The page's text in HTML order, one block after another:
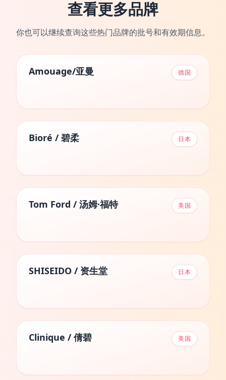
查看更多品牌
你也可以继续查询这些热门品牌的批号和有效期信息。
Amouage/亚曼 德国
Bioré / 碧柔 日本
Tom Ford / 汤姆·福特 美国
SHISEIDO / 资生堂 日本
Clinique / 倩碧 美国